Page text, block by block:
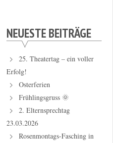
NEUESTE BEITRÄGE
25. Theatertag – ein voller
Erfolg!
Osterferien
Frühlingsgruss 🌞
2. Elternsprechtag
23.03.2026
Rosenmontags-Fasching in